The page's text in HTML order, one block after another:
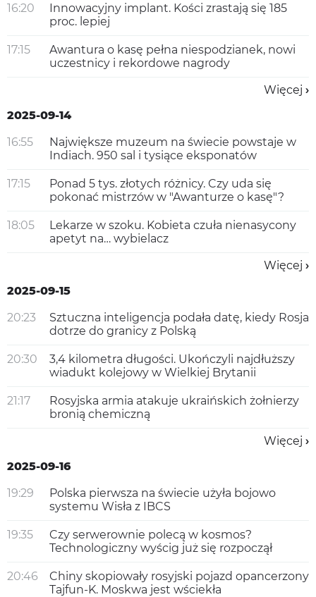
16:20
Innowacyjny implant. Kości zrastają się 185
proc. lepiej
17:15
Awantura o kasę pełna niespodzianek, nowi
uczestnicy i rekordowe nagrody
Więcej
2025-09-14
16:55
Największe muzeum na świecie powstaje w
Indiach. 950 sal i tysiące eksponatów
17:15
Ponad 5 tys. złotych różnicy. Czy uda się
pokonać mistrzów w "Awanturze o kasę"?
18:05
Lekarze w szoku. Kobieta czuła nienasycony
apetyt na… wybielacz
Więcej
2025-09-15
20:23
Sztuczna inteligencja podała datę, kiedy Rosja
dotrze do granicy z Polską
20:30
3,4 kilometra długości. Ukończyli najdłuższy
wiadukt kolejowy w Wielkiej Brytanii
21:17
Rosyjska armia atakuje ukraińskich żołnierzy
bronią chemiczną
Więcej
2025-09-16
19:29
Polska pierwsza na świecie użyła bojowo
systemu Wisła z IBCS
19:35
Czy serwerownie polecą w kosmos?
Technologiczny wyścig już się rozpoczął
20:46
Chiny skopiowały rosyjski pojazd opancerzony
Tajfun-K. Moskwa jest wściekła